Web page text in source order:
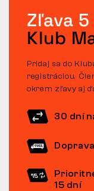
Zľava 5
Klub
Pridaj sa do
registráciou.
okrem zľavy aj
30 dní
15 dní